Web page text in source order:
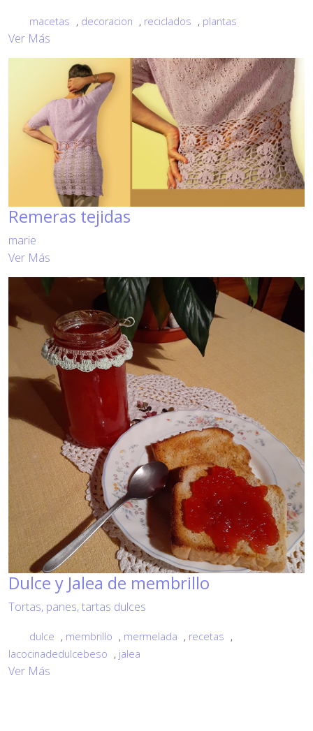
macetas , decoracion , reciclados , plantas
Ver Más
Remeras tejidas
marie
Ver Más
Dulce y Jalea de membrillo
Tortas, panes, tartas dulces
dulce , membrillo , mermelada , recetas ,
lacocinadedulcebeso , jalea
Ver Más